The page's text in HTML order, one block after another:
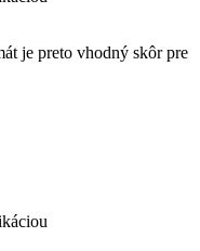
je preto vhodný skôr pre